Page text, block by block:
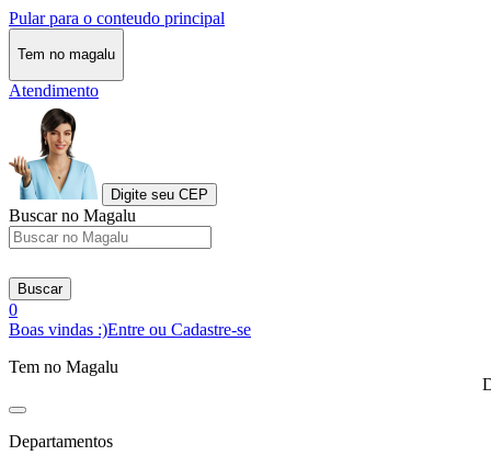
Pular para o conteudo principal
Tem no magalu
Atendimento
Digite seu CEP
Buscar no Magalu
Buscar
0
Boas vindas :)Entre ou Cadastre-se
Tem no Magalu
Departamentos